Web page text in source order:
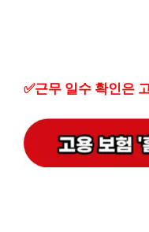
✅근무 일수 확인은